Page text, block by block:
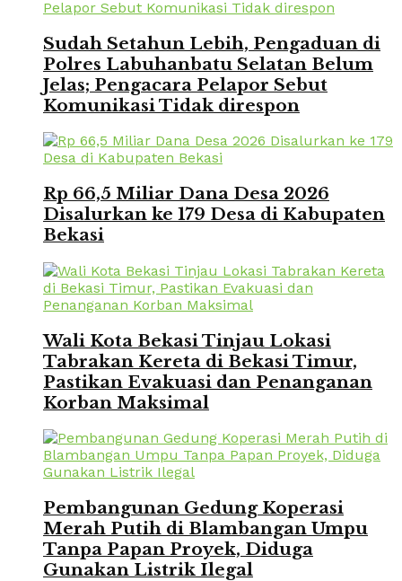
Sudah Setahun Lebih, Pengaduan di
Polres Labuhanbatu Selatan Belum
Jelas; Pengacara Pelapor Sebut
Komunikasi Tidak direspon
Rp 66,5 Miliar Dana Desa 2026
Disalurkan ke 179 Desa di Kabupaten
Bekasi
Wali Kota Bekasi Tinjau Lokasi
Tabrakan Kereta di Bekasi Timur,
Pastikan Evakuasi dan Penanganan
Korban Maksimal
Pembangunan Gedung Koperasi
Merah Putih di Blambangan Umpu
Tanpa Papan Proyek, Diduga
Gunakan Listrik Ilegal